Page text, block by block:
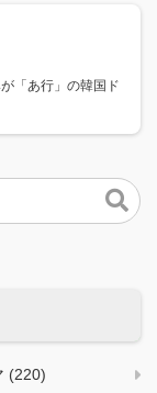
「あ行」の韓国ド
(220)